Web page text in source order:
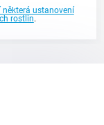
některá ustanovení
rostlin.